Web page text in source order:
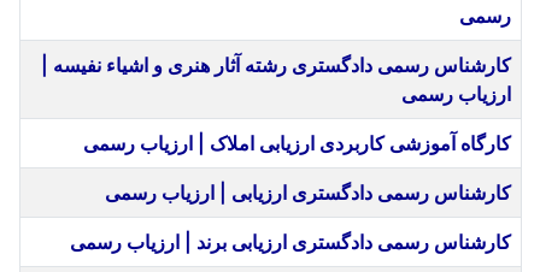
رسمی
کارشناس رسمی دادگستری رشته آثار هنری و اشیاء نفیسه |
ارزیاب رسمی
کارگاه آموزشی کاربردی ارزیابی املاک | ارزیاب رسمی
کارشناس رسمی دادگستری ارزیابی | ارزیاب رسمی
کارشناس رسمی دادگستری ارزیابی برند | ارزیاب رسمی